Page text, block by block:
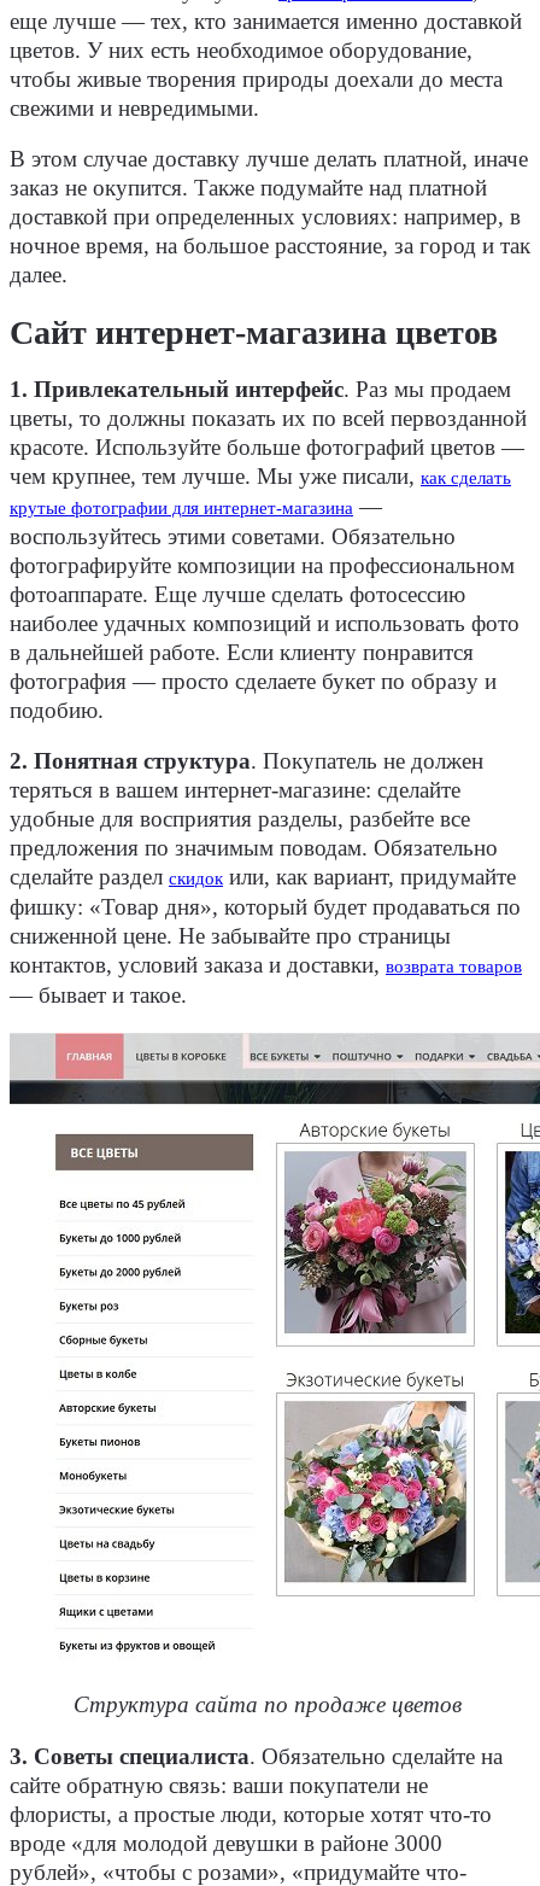
еще лучше — тех, кто занимается именно доставкой
цветов. У них есть необходимое оборудование,
чтобы живые творения природы доехали до места
свежими и невредимыми.
В этом случае доставку лучше делать платной, иначе
заказ не окупится. Также подумайте над платной
доставкой при определенных условиях: например, в
ночное время, на большое расстояние, за город и так
далее.
Сайт интернет-магазина цветов
1. Привлекательный интерфейс. Раз мы продаем
цветы, то должны показать их по всей первозданной
красоте. Используйте больше фотографий цветов —
чем крупнее, тем лучше. Мы уже писали, как сделать
крутые фотографии для интернет-магазина —
воспользуйтесь этими советами. Обязательно
фотографируйте композиции на профессиональном
фотоаппарате. Еще лучше сделать фотосессию
наиболее удачных композиций и использовать фото
в дальнейшей работе. Если клиенту понравится
фотография — просто сделаете букет по образу и
подобию.
2. Понятная структура. Покупатель не должен
теряться в вашем интернет-магазине: сделайте
удобные для восприятия разделы, разбейте все
предложения по значимым поводам. Обязательно
сделайте раздел скидокили, как вариант, придумайте
фишку: «Товар дня», который будет продаваться по
сниженной цене. Не забывайте про страницы
контактов, условий заказа и доставки, возврата товаров
— бывает и такое.
Структура сайта по продаже цветов
3. Советы специалиста. Обязательно сделайте на
сайте обратную связь: ваши покупатели не
флористы, а простые люди, которые хотят что-то
вроде «для молодой девушки в районе 3000
рублей», «чтобы с розами», «придумайте что-